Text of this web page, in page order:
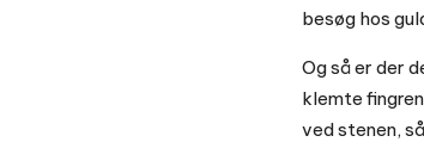
besøg hos
Og så er der
klemte
ved stenen,